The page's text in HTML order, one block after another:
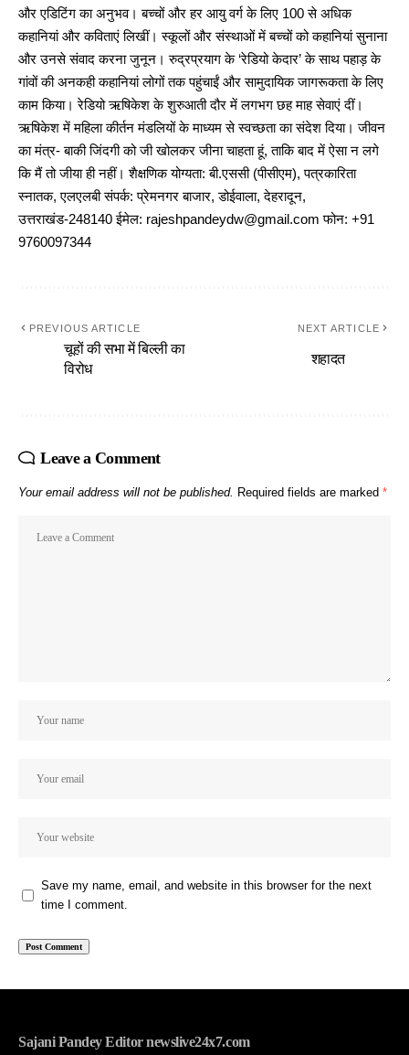
और एडिटिंग का अनुभव। बच्चों और हर आयु वर्ग के लिए 100 से अधिक
कहानियां और कविताएं लिखीं। स्कूलों और संस्थाओं में बच्चों को कहानियां सुनाना
और उनसे संवाद करना जुनून। रुद्रप्रयाग के ‘रेडियो केदार’ के साथ पहाड़ के
गांवों की अनकही कहानियां लोगों तक पहुंचाईं और सामुदायिक जागरूकता के लिए
काम किया। रेडियो ऋषिकेश के शुरुआती दौर में लगभग छह माह सेवाएं दीं।
ऋषिकेश में महिला कीर्तन मंडलियों के माध्यम से स्वच्छता का संदेश दिया। जीवन
का मंत्र- बाकी जिंदगी को जी खोलकर जीना चाहता हूं, ताकि बाद में ऐसा न लगे
कि मैं तो जीया ही नहीं। शैक्षणिक योग्यता: बी.एससी (पीसीएम), पत्रकारिता
स्नातक, एलएलबी संपर्क: प्रेमनगर बाजार, डोईवाला, देहरादून,
उत्तराखंड-248140 ईमेल: rajeshpandeydw@gmail.com फोन: +91
9760097344
PREVIOUS ARTICLE
चूहों की सभा में बिल्ली का
विरोध
NEXT ARTICLE
शहादत
Leave a Comment
Your email address will not be published. Required fields are marked *
Save my name, email, and website in this browser for the next
time I comment.
Sajani Pandey Editor newslive24x7.com